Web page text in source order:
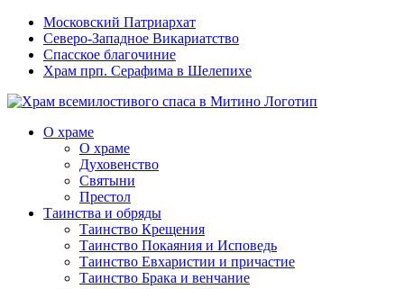
Московский Патриархат
Северо-Западное Викариатство
Спасское благочиние
Храм прп. Серафима в Шелепихе
О храме
О храме
Духовенство
Святыни
Престол
Таинства и обряды
Таинство Крещения
Таинство Покаяния и Исповедь
Таинство Евхаристии и причастие
Таинство Брака и венчание